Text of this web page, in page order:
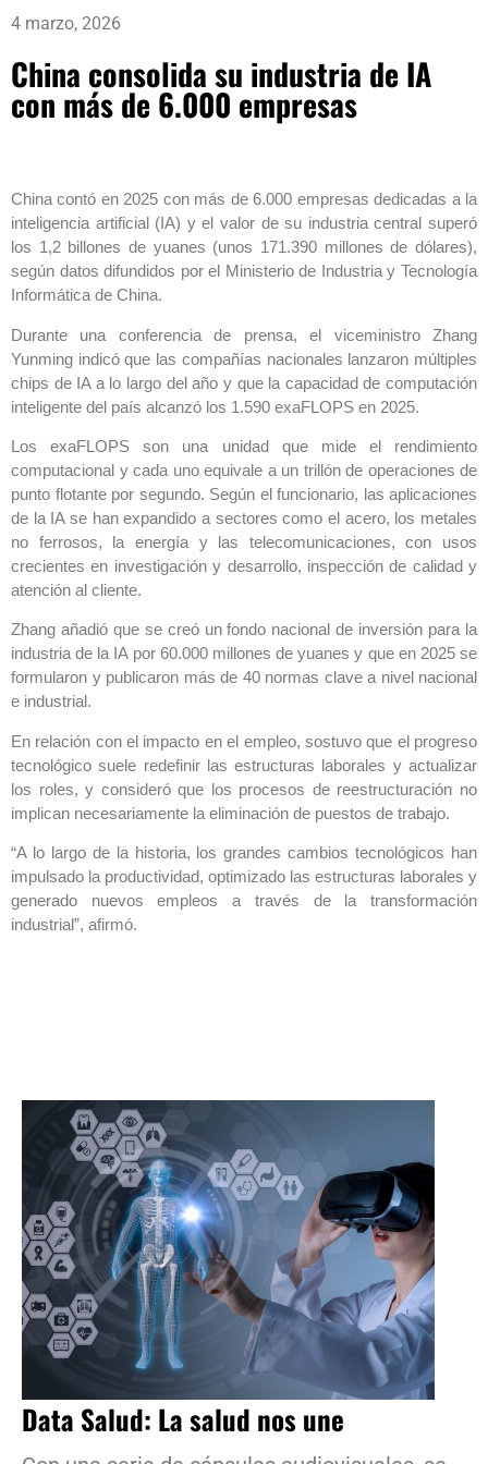
4 marzo, 2026
China consolida su industria de IA
con más de 6.000 empresas
China contó en 2025 con más de 6.000 empresas dedicadas a la
inteligencia artificial (IA) y el valor de su industria central superó
los 1,2 billones de yuanes (unos 171.390 millones de dólares),
según datos difundidos por el Ministerio de Industria y Tecnología
Informática de China.
Durante una conferencia de prensa, el viceministro Zhang
Yunming indicó que las compañías nacionales lanzaron múltiples
chips de IA a lo largo del año y que la capacidad de computación
inteligente del país alcanzó los 1.590 exaFLOPS en 2025.
Los exaFLOPS son una unidad que mide el rendimiento
computacional y cada uno equivale a un trillón de operaciones de
punto flotante por segundo. Según el funcionario, las aplicaciones
de la IA se han expandido a sectores como el acero, los metales
no ferrosos, la energía y las telecomunicaciones, con usos
crecientes en investigación y desarrollo, inspección de calidad y
atención al cliente.
Zhang añadió que se creó un fondo nacional de inversión para la
industria de la IA por 60.000 millones de yuanes y que en 2025 se
formularon y publicaron más de 40 normas clave a nivel nacional
e industrial.
En relación con el impacto en el empleo, sostuvo que el progreso
tecnológico suele redefinir las estructuras laborales y actualizar
los roles, y consideró que los procesos de reestructuración no
implican necesariamente la eliminación de puestos de trabajo.
“A lo largo de la historia, los grandes cambios tecnológicos han
impulsado la productividad, optimizado las estructuras laborales y
generado nuevos empleos a través de la transformación
industrial”, afirmó.
Data Salud: La salud nos une